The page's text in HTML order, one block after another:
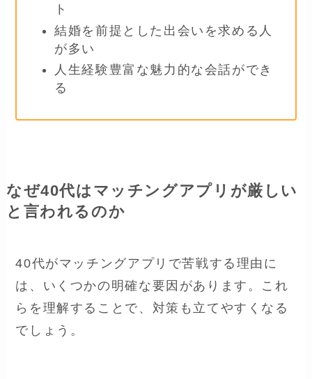
ト
結婚を前提とした出会いを求める人
が多い
人生経験豊富な魅力的な会話ができ
る
なぜ40代はマッチングアプリが厳しい
と言われるのか
40代がマッチングアプリで苦戦する理由に
は、いくつかの明確な要因があります。これ
らを理解することで、対策も立てやすくなる
でしょう。